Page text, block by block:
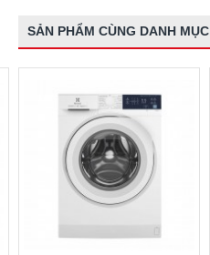
SẢN PHẨM CÙNG DANH MỤC